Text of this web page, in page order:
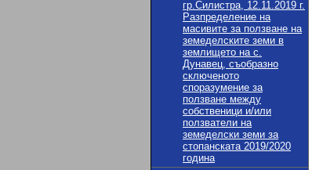
гр.Силистра, 12.11.2019 г.
Разпределение на
масивите за ползване на
земеделските земи в
землището на с.
Дунавец, съобразно
сключеното
споразумение за
ползване между
собственици и/или
ползватели на
земеделски земи за
стопанската 2019/2020
година